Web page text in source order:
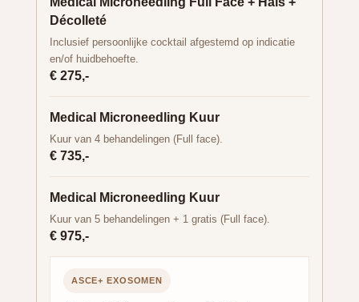
Décolleté
Inclusief persoonlijke cocktail afgestemd op indicatie
en/of huidbehoefte.
€ 275,-
Medical Microneedling Kuur
Kuur van 4 behandelingen (Full face).
€ 735,-
Medical Microneedling Kuur
Kuur van 5 behandelingen + 1 gratis (Full face).
€ 975,-
ASCE+ EXOSOMEN